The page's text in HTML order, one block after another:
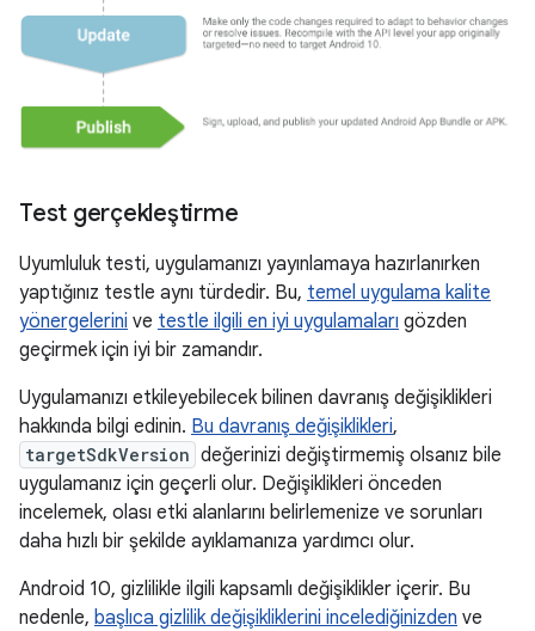
Test gerçekleştirme
Uyumluluk testi, uygulamanızı yayınlamaya hazırlanırken
yaptığınız testle aynı türdedir. Bu, temel uygulama kalite
yönergelerini ve testle ilgili en iyi uygulamaları gözden
geçirmek için iyi bir zamandır.
Uygulamanızı etkileyebilecek bilinen davranış değişiklikleri
hakkında bilgi edinin. Bu davranış değişiklikleri,
targetSdkVersion değerinizi değiştirmemiş olsanız bile
uygulamanız için geçerli olur. Değişiklikleri önceden
incelemek, olası etki alanlarını belirlemenize ve sorunları
daha hızlı bir şekilde ayıklamanıza yardımcı olur.
Android 10, gizlilikle ilgili kapsamlı değişiklikler içerir. Bu
nedenle, başlıca gizlilik değişikliklerini incelediğinizden ve